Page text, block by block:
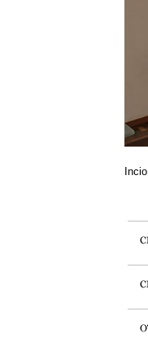
Incio